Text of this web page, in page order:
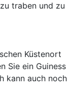
traben und zu
Küstenort
Sie ein Guiness
kann auch noch